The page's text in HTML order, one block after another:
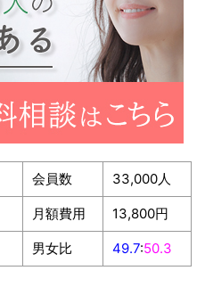
会員数 33,000人
月額費用 13,800円
男女比 49.7:50.3